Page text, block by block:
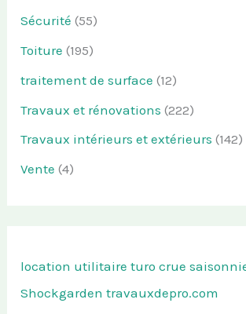
Sécurité (55)
Toiture (195)
traitement de surface (12)
Travaux et rénovations (222)
Travaux intérieurs et extérieurs (142)
Vente (4)
location utilitaire turo crue
Shockgarden travauxdepro.com